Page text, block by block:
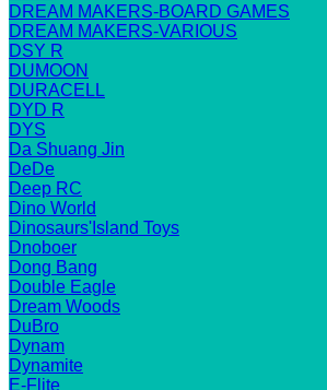
DREAM MAKERS-BOARD GAMES
DREAM MAKERS-VARIOUS
DSY R
DUMOON
DURACELL
DYD R
DYS
Da Shuang Jin
DeDe
Deep RC
Dino World
Dinosaurs'Island Toys
Dnoboer
Dong Bang
Double Eagle
Dream Woods
DuBro
Dynam
Dynamite
E-Flite